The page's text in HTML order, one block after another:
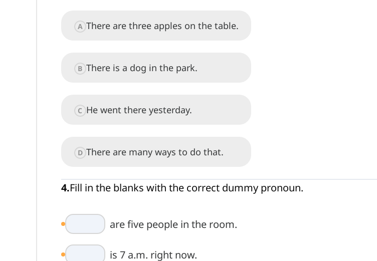
A There are three apples on the table.
B There is a dog in the park.
C He went there yesterday.
D There are many ways to do that.
4.Fill in the blanks with the correct dummy pronoun.
are five people in the room.
is 7 a.m. right now.